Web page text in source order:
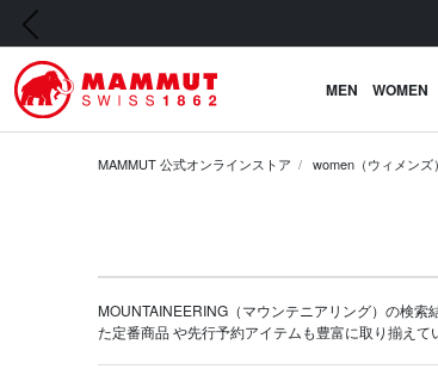
前の画像
MEN WOMEN
MAMMUT 公式オンラインストア women（ウィメンズ）
MOUNTAINEERING（マウンテニアリング）の検
た定番商品 や先行予約アイテムも豊富に取り揃えて